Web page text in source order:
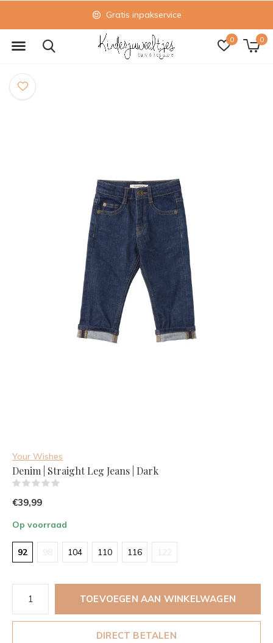
0 0
Gratis inpakservice
Your Wishes
Denim | Straight Leg Jeans | Dark
€39,99
Op voorraad
92 98 104 110 116 122
TOEVOEGEN AAN WINKELWAGEN
DIRECT BETALEN